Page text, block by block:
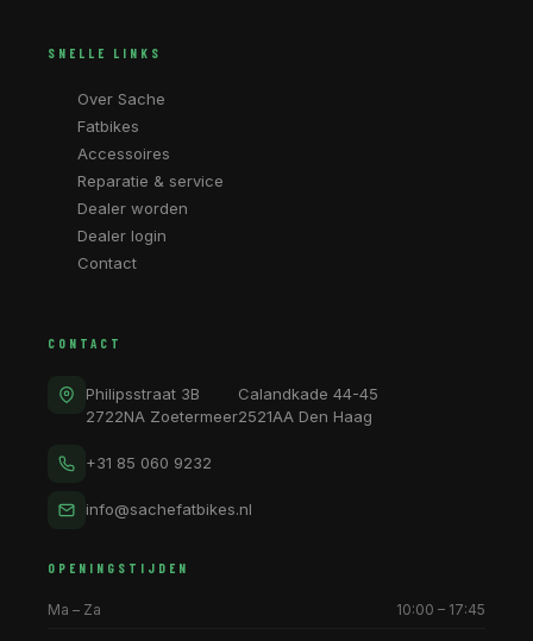
SNELLE LINKS
Over Sache
Fatbikes
Accessoires
Reparatie & service
Dealer worden
Dealer login
Contact
CONTACT
Philipsstraat 3B
2722NA Zoetermeer
Calandkade 44-45
2521AA Den Haag
+31 85 060 9232
info@sachefatbikes.nl
OPENINGSTIJDEN
Ma – Za 10:00 – 17:45